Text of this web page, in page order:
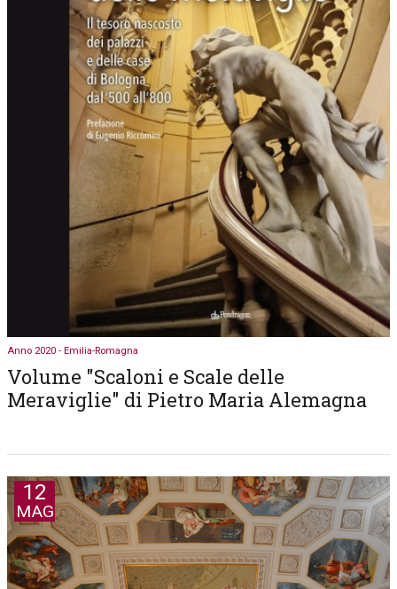
Anno 2020 - Emilia-Romagna
Volume "Scaloni e Scale delle
Meraviglie" di Pietro Maria Alemagna
12
MAG